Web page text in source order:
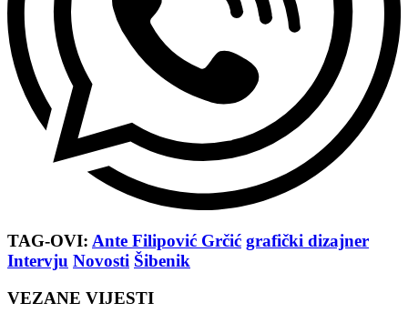
TAG-OVI: Ante Filipović Grčić grafički dizajner
Intervju Novosti Šibenik
VEZANE VIJESTI